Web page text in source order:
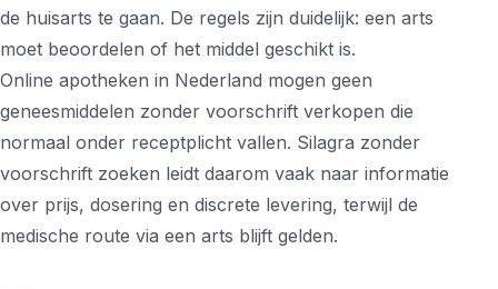
de huisarts te gaan. De regels zijn duidelijk: een arts
moet beoordelen of het middel geschikt is.
Online apotheken in Nederland mogen geen
geneesmiddelen zonder voorschrift verkopen die
normaal onder receptplicht vallen. Silagra zonder
voorschrift zoeken leidt daarom vaak naar informatie
over prijs, dosering en discrete levering, terwijl de
medische route via een arts blijft gelden.